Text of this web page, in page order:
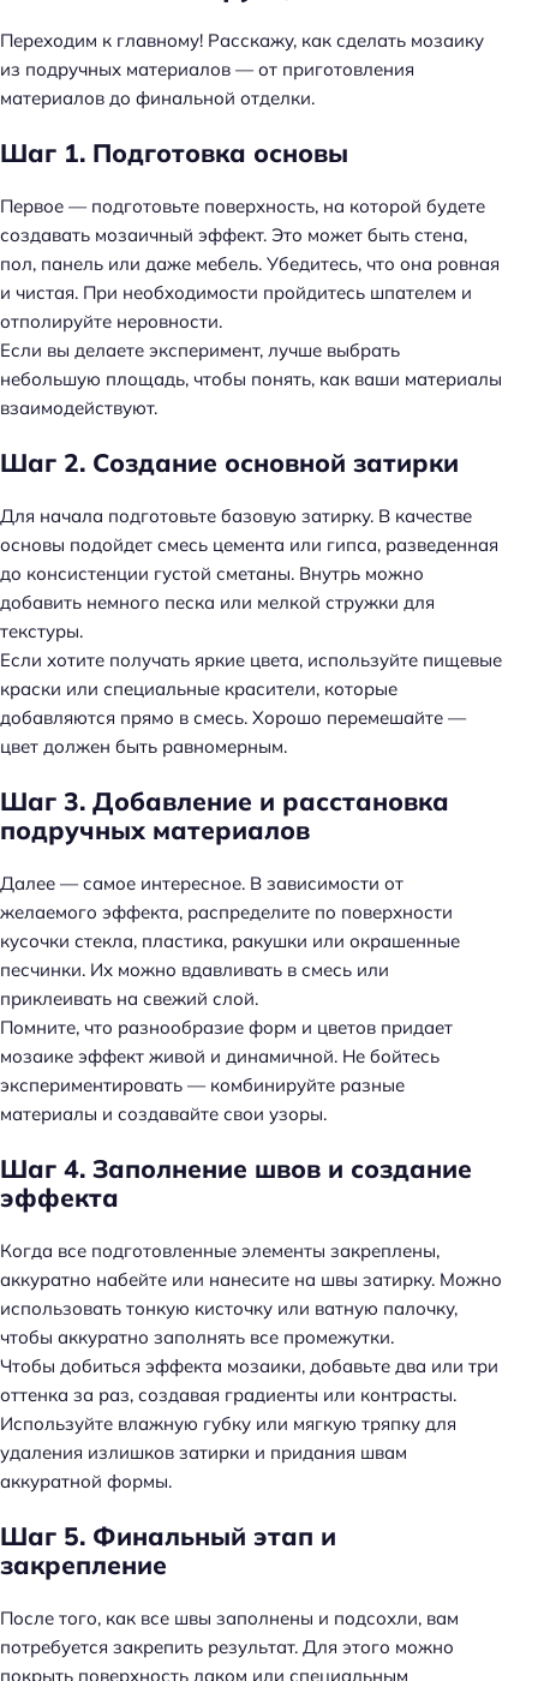
Переходим к главному! Расскажу, как сделать мозаику
из подручных материалов — от приготовления
материалов до финальной отделки.
Шаг 1. Подготовка основы
Первое — подготовьте поверхность, на которой будете
создавать мозаичный эффект. Это может быть стена,
пол, панель или даже мебель. Убедитесь, что она ровная
и чистая. При необходимости пройдитесь шпателем и
отполируйте неровности.
Если вы делаете эксперимент, лучше выбрать
небольшую площадь, чтобы понять, как ваши материалы
взаимодействуют.
Шаг 2. Создание основной затирки
Для начала подготовьте базовую затирку. В качестве
основы подойдет смесь цемента или гипса, разведенная
до консистенции густой сметаны. Внутрь можно
добавить немного песка или мелкой стружки для
текстуры.
Если хотите получать яркие цвета, используйте пищевые
краски или специальные красители, которые
добавляются прямо в смесь. Хорошо перемешайте —
цвет должен быть равномерным.
Шаг 3. Добавление и расстановка
подручных материалов
Далее — самое интересное. В зависимости от
желаемого эффекта, распределите по поверхности
кусочки стекла, пластика, ракушки или окрашенные
песчинки. Их можно вдавливать в смесь или
приклеивать на свежий слой.
Помните, что разнообразие форм и цветов придает
мозаике эффект живой и динамичной. Не бойтесь
экспериментировать — комбинируйте разные
материалы и создавайте свои узоры.
Шаг 4. Заполнение швов и создание
эффекта
Когда все подготовленные элементы закреплены,
аккуратно набейте или нанесите на швы затирку. Можно
использовать тонкую кисточку или ватную палочку,
чтобы аккуратно заполнять все промежутки.
Чтобы добиться эффекта мозаики, добавьте два или три
оттенка за раз, создавая градиенты или контрасты.
Используйте влажную губку или мягкую тряпку для
удаления излишков затирки и придания швам
аккуратной формы.
Шаг 5. Финальный этап и
закрепление
После того, как все швы заполнены и подсохли, вам
потребуется закрепить результат. Для этого можно
покрыть поверхность лаком или специальным